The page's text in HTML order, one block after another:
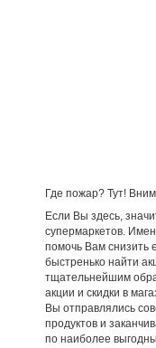
Где пожар? Тут!
Если Вы здесь,
супермаркетов.
помочь Вам снизить
быстренько найти
тщательнейшим
акции и скидки в
Вы отправлялись
продуктов и
по наиболее